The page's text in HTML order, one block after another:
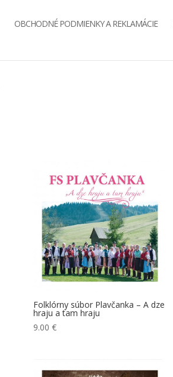
OBCHODNÉ PODMIENKY A REKLAMÁCIE
Folklórny súbor Plavčanka – A dze
hraju a tam hraju
9.00 €